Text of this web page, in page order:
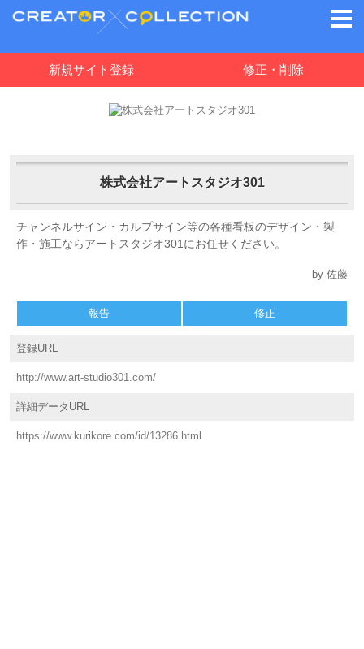
新規サイト登録 修正・削除
株式会社アートスタジオ301
チャンネルサイン・カルプサイン等の各種看板のデザイン・製
作・施工ならアートスタジオ301にお任せください。
by 佐藤
報告 修正
登録URL
http://www.art-studio301.com/
詳細データURL
https://www.kurikore.com/id/13286.html